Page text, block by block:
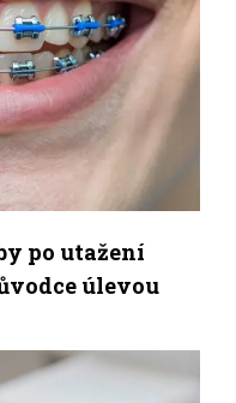
po utažení
úlevou